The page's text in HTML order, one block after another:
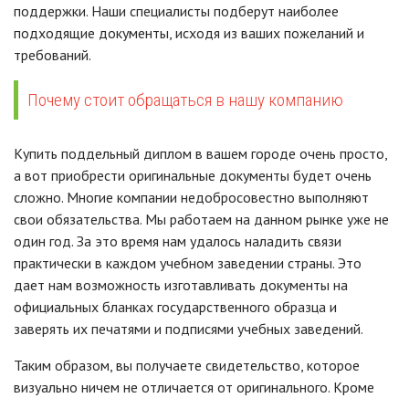
поддержки. Наши специалисты подберут наиболее
подходящие документы, исходя из ваших пожеланий и
требований.
Почему стоит обращаться в нашу компанию
Купить поддельный диплом в вашем городе очень просто,
а вот приобрести оригинальные документы будет очень
сложно. Многие компании недобросовестно выполняют
свои обязательства. Мы работаем на данном рынке уже не
один год. За это время нам удалось наладить связи
практически в каждом учебном заведении страны. Это
дает нам возможность изготавливать документы на
официальных бланках государственного образца и
заверять их печатями и подписями учебных заведений.
Таким образом, вы получаете свидетельство, которое
визуально ничем не отличается от оригинального. Кроме